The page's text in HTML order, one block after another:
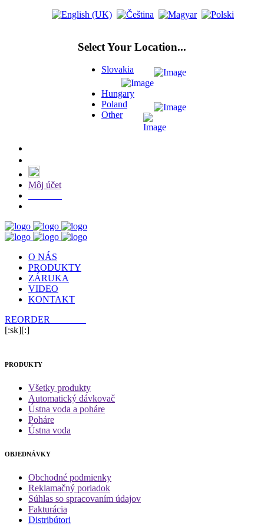
Select Your Location...
Slovakia
Hungary
Poland
Other
Môj účet
O NÁS
PRODUKTY
ZÁRUKA
VIDEO
KONTAKT
REORDER
[:sk][:]
PRODUKTY
Všetky produkty
Automatický dávkovač
Ústna voda a poháre
Poháre
Ústna voda
OBJEDNÁVKY
Obchodné podmienky
Reklamačný poriadok
Súhlas so spracovaním údajov
Fakturácia
Distribútori